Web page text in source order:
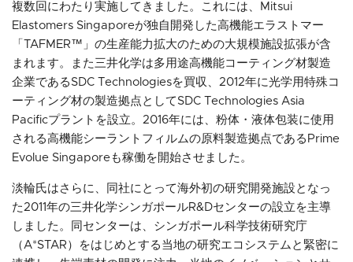
複数回にわたり実施してきました。これには、Mitsui
Elastomers Singaporeが独自開発した高機能エラストマー
「TAFMER™」の生産能力拡大のための大規模施設拡張が含
まれます。また三井化学は多用途高機能コーティング材製造
企業であるSDC Technologiesを買収、2012年に光学用特殊コ
ーティング材の製造拠点としてSDC Technologies Asia
Pacificプラントを設立。2016年には、粉体・液体包装に使用
される高機能シーラントフィルムの原料製造拠点であるPrime
Evolue Singaporeも稼働を開始させました。
淡輪氏はさらに、同社にとって海外初の研究開発施設となっ
た2011年の三井化学シンガポールR&Dセンターの設立を主導
しました。同センターは、シンガポール科学技術研究庁
（A*STAR）をはじめとする当地の研究エコシステムと緊密に